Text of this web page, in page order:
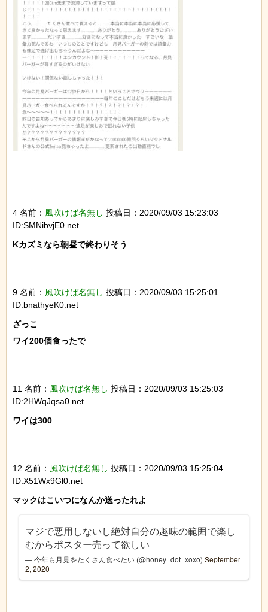
4 名前： 風吹けば名無し 投稿日：2020/09/03 15:23:03
ID:SMNibvjE0.net
Kカズミなら朝昼で終わりそう
9 名前： 風吹けば名無し 投稿日：2020/09/03 15:25:01
ID:bnathyeK0.net
ざっこ
ワイ200個食ったで
11 名前： 風吹けば名無し 投稿日：2020/09/03 15:25:03
ID:2HWqJqsa0.net
ワイは300
12 名前： 風吹けば名無し 投稿日：2020/09/03 15:25:04
ID:X51Wx9Gl0.net
マジで悪用しないし絶対自分の趣味の範囲で楽し
むからポスター売って欲しい
— 今年も月見をたくさん食べたい (@honey_dot_xoxo) September
2, 2020